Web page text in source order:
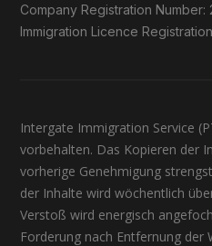
Company Registration
Immigration Licence
Intergate Immigration Service
vorbehalten. Das Kopieren der
vorherige Genehmigung
der Inhalte wird wöchentlich
Verstoß wird energisch
Forderung nach Entfernung der